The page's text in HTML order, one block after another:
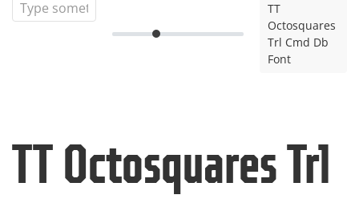
TT
Octosquares
Trl Cmd Db
Font
TT Octosquares Trl